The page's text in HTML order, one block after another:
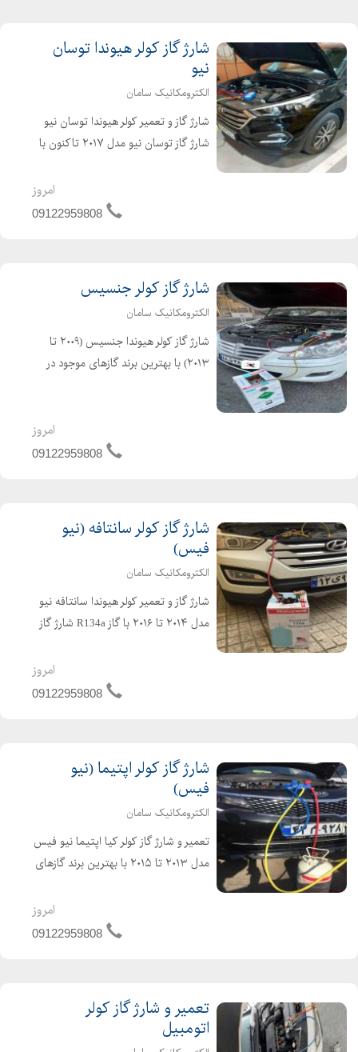
شارژ گاز کولر هیوندا توسان
نیو
الکترومکانیک سامان
شارژ گاز و تعمیر کولر هیوندا توسان نیو
شارژ گاز توسان نیو مدل ۲۰۱۷ تاکنون با
نشتیابی کولر توسان نیو (هارپ و فروژن
انگلیس،کلیا ژاپن و هانیول آمریکا)
امروز
09122959808
شارژ گاز کولر جنسیس
الکترومکانیک سامان
شارژ گاز کولر هیوندا جنسیس (۲۰۰۹ تا
۲۰۱۳) با بهترین برند گازهای موجود در
کولر جنسیس شارژ گاز کولر جنسیس کوپه
امروز
09122959808
شارژ گاز کولر سانتافه (نیو
فیس)
الکترومکانیک سامان
شارژ گاز و تعمیر کولر هیوندا سانتافه نیو
مدل ۲۰۱۴ تا ۲۰۱۶ با گاز R134a شارژ گاز
آمریکا، فروژن و هارپ انگلیس
امروز
09122959808
شارژ گاز کولر اپتیما (نیو
فیس)
الکترومکانیک سامان
تعمیر و شارژ گاز کولر کیا اپتیما نیو فیس
مدل ۲۰۱۳ تا ۲۰۱۵ با بهترین برند گازهای
اپتیما (جی تی لاین) ۲۰۱۶ تا ۲۰۱۸ با گاز
امروز
09122959808
تعمیر و شارژ گاز کولر
اتومبیل